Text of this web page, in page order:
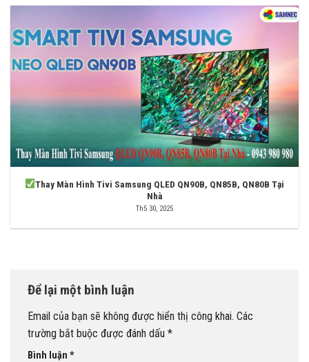
Thay Màn Hình Tivi Samsung QLED QN90B, QN85B, QN80B Tại
Nhà
Th5 30, 2025
Để lại một bình luận
Email của bạn sẽ không được hiển thị công khai. Các
trường bắt buộc được đánh dấu *
Bình luận *